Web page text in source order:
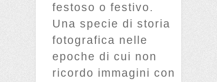
festoso o festivo.
Una specie di storia
fotografica nelle
epoche di cui non
ricordo immagini con